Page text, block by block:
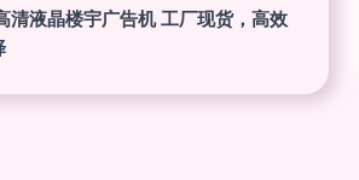
清液晶楼宇广告机 工厂现货，高效